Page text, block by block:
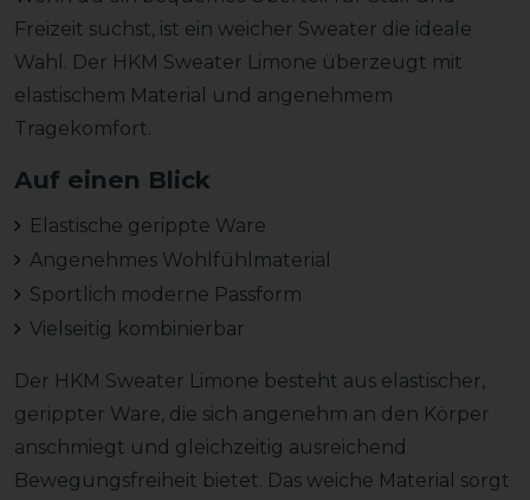
Freizeit suchst, ist ein weicher Sweater die ideale
Wahl. Der HKM Sweater Limone überzeugt mit
elastischem Material und angenehmem
Tragekomfort.
Auf einen Blick
Elastische gerippte Ware
Angenehmes Wohlfühlmaterial
Sportlich moderne Passform
Vielseitig kombinierbar
Der HKM Sweater Limone besteht aus elastischer,
gerippter Ware, die sich angenehm an den Körper
anschmiegt und gleichzeitig ausreichend
Bewegungsfreiheit bietet. Das weiche Material sorgt